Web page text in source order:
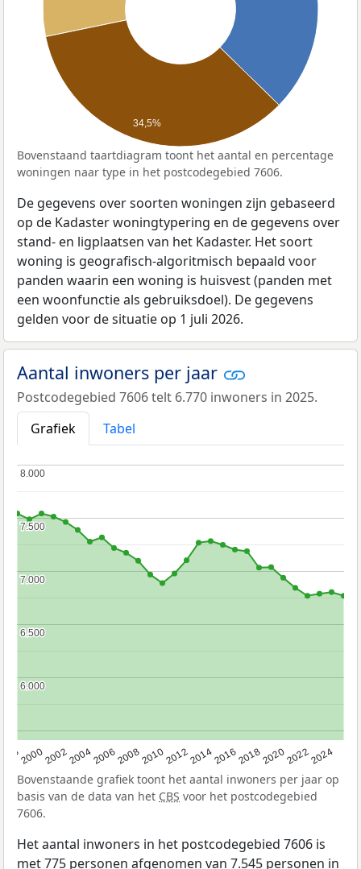
34,5%
Bovenstaand taartdiagram toont het aantal en percentage
woningen naar type in het postcodegebied 7606.
De gegevens over soorten woningen zijn gebaseerd
op de Kadaster woningtypering en de gegevens over
stand- en ligplaatsen van het Kadaster. Het soort
woning is geografisch-algoritmisch bepaald voor
panden waarin een woning is huisvest (panden met
een woonfunctie als gebruiksdoel). De gegevens
gelden voor de situatie op 1 juli 2026.
Aantal inwoners per jaar
Postcodegebied 7606 telt 6.770 inwoners in 2025.
Grafiek
Tabel
2000200220042006200820102012201420162018202020222024
6.000
6.000
6.500
6.500
7.000
7.000
7.500
7.500
8.000
8.000
Bovenstaande grafiek toont het aantal inwoners per jaar op
basis van de data van het CBS voor het postcodegebied
7606.
Het aantal inwoners in het postcodegebied 7606 is
met 775 personen afgenomen van 7.545 personen in